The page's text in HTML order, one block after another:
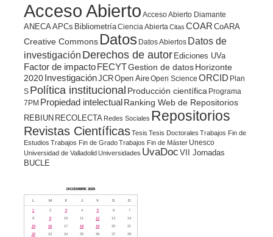
Acceso Abierto Acceso Abierto Diamante
ANECAAPCs BibliometríaCiencia Abierta Citas COAR CoARA
Creative Commons Datos Datos Abiertos Datos de
investigación Derechos de autor Ediciones UVa
Factor de impacto FECYTGestion de datosHorizonte
2020 InvestigaciónJCROpen AireOpen Science ORCID Plan
S Política institucional Producción científica Programa
7PM Propiedad intelectualRanking Web de Repositorios
REBIUN RECOLECTA Redes Sociales Repositorios
Revistas CientíficasTesis Tesis Doctorales Trabajos Fin de
Estudios Trabajos Fin de GradoTrabajos Fin de Máster Unesco
Universidad de Valladolid Universidades UvaDoc VII Jornadas
BUCLE
DICIEMBRE 2025
L M X J V S D
1 2 3 4 5 6
7
8
9 10 11 12 13
14
15
16 17 18 19 20
21
22
23 24 25 26 27
28